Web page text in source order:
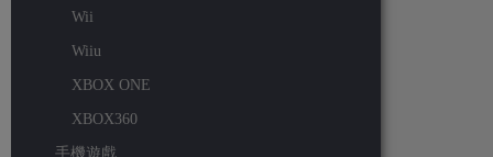
Wii
Wiiu
XBOX ONE
XBOX360
手機遊戲